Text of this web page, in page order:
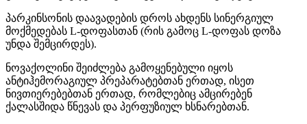
პარკინსონის დაავადების დროს ახდენს სინერგიულ
მოქმედებას L-დოფასთან (რის გამოც L-დოფას დოზა
უნდა შემცირდეს).
ნოვაქოლინი შეიძლება გამოყენებული იყოს
ანტიჰემორაგიულ პრეპარატებთან ერთად, ისეთ
ნივთიერებებთან ერთად, რომლებიც ამცირებენ
ქალასშიდა წნევას და პერფუზიულ ხსნარებთან.